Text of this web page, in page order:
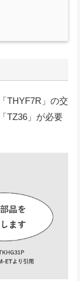
THYF7R」の交
TZ36」が必要